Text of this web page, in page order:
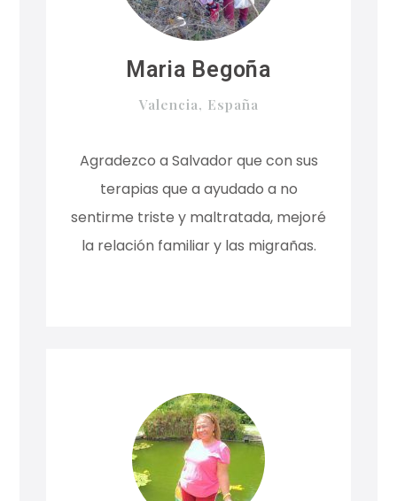
Maria Begoña
Valencia, España
Agradezco a Salvador que con sus
terapias que a ayudado a no
sentirme triste y maltratada, mejoré
la relación familiar y las migrañas.